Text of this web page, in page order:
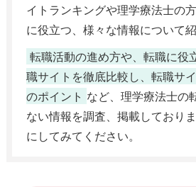
イトランキングや理学療法士の
に役立つ、様々な情報について紹
転職活動の進め方や、転職に役
職サイトを徹底比較し、転職サ
のポイント など、理学療法士の
ない情報を調査、掲載しており
にしてみてください。